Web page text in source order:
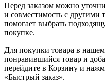
Перед заказом можно
и совместимость с другими
помогает выбрать
покупке.
Для покупки товара в
понравившийся товар и
перейдите в Корзину и
«Быстрый заказ».